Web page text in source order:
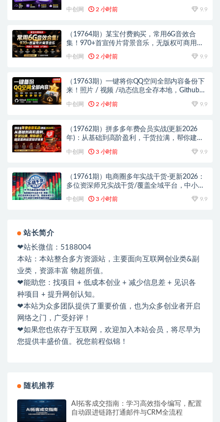
中创网 2 小时前 9.9
（19764期）某宝付费购买，常用6G音效合
集！970+首宣传片背景音乐，无版权可商用大
中创网 2 小时前 9.9
（19763期）一键将你QQ空间全部内容备份下
来！照片 / 视频 /动态信息全存本地，Github最
中创网 2 小时前 9.9
（19762期）拼多多年费会员实战(更新2026
年)：从基础到高阶盈利，干货拉满，帮你建立
中创网 3 小时前 9.9
（19761期）电商圈多年实战干货-更新2026：
多位资深师兄实战干货/覆盖全域平台，中小卖
中创网 3 小时前 9.9
站长简介
❤站长微信：5188004
本站：本站整合多方资源站，主要面向互联网创业类&副
业类，资源丰富 物超所值。
❤能助您：找项目 + 低成本创业 + 减少信息差 + 见识各
种项目 + 提升网创认知。
❤本站为众多团队提供了重要价值，也为众多创业者开启
网络之门，广受好评！
❤如果您也依存于互联网，欢迎加入本站会员，将尽早为
您提供丰盛价值。祝您前程似锦！
随机推荐
AI拓客成交指南：学习高效指令编写，配置
自动跟进链路打通邮件与CRM全流程